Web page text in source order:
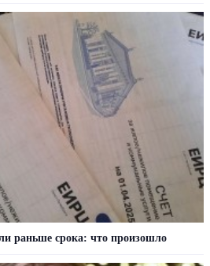
раньше срока: что произошло